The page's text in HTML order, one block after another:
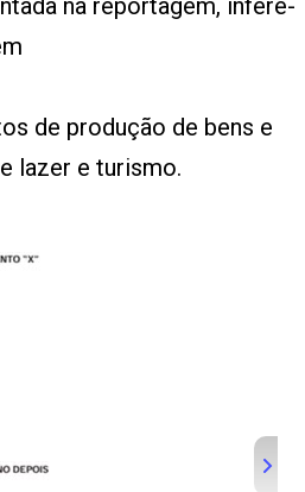
na reportagem, infere-
de produção de bens e
lazer e turismo.